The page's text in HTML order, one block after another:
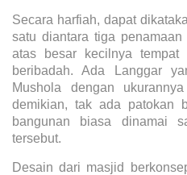
Secara harfiah, dapat
satu diantara tiga
atas besar kecilnya tempat
beribadah. Ada Langgar
Mushola dengan
demikian, tak ada patokan
bangunan biasa dinamai
tersebut.
Desain dari masjid